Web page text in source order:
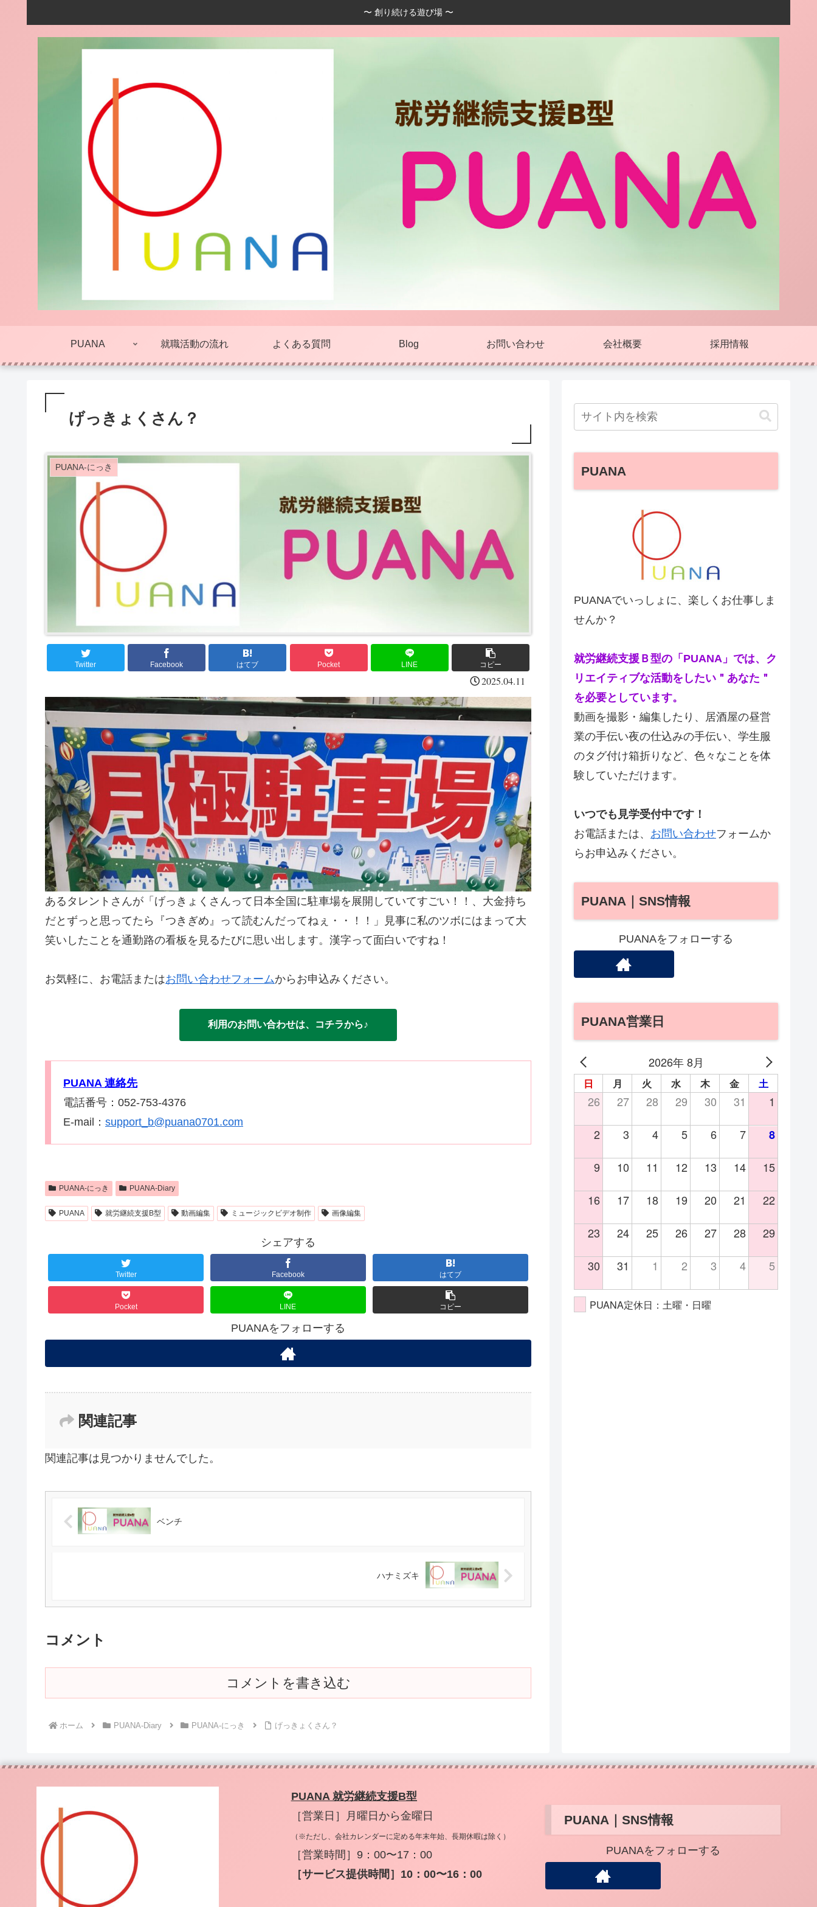
〜 創り続ける遊び場 〜
PUANA 就職活動の流れ よくある質問 Blog お問い合わせ 会社概要 採用情報
げっきょくさん？
PUANA-にっき
Twitter Facebook はてブ Pocket LINE コピー
2025.04.11
あるタレントさんが「げっきょくさんって日本全国に駐車場を展開していてすごい！！、大金持ち
だとずっと思ってたら『つきぎめ』って読むんだってねぇ・・！！」見事に私のツボにはまって大
笑いしたことを通勤路の看板を見るたびに思い出します。漢字って面白いですね！
お気軽に、お電話またはお問い合わせフォームからお申込みください。
利用のお問い合わせは、コチラから♪
PUANA 連絡先
電話番号：052-753-4376
E-mail： support_b@puana0701.com
PUANA-にっき PUANA-Diary
PUANA 就労継続支援B型 動画編集 ミュージックビデオ制作 画像編集
シェアする
Twitter Facebook はてブ
Pocket LINE コピー
PUANAをフォローする
関連記事
関連記事は見つかりませんでした。
ベンチ
ハナミズキ
コメント
コメントを書き込む
ホーム PUANA-Diary PUANA-にっき げっきょくさん？
PUANA
PUANAでいっしょに、楽しくお仕事しま
せんか？
就労継続支援Ｂ型の「PUANA」では、ク
リエイティブな活動をしたい＂あなた＂
を必要としています。
動画を撮影・編集したり、居酒屋の昼営
業の手伝い夜の仕込みの手伝い、学生服
のタグ付け箱折りなど、色々なことを体
験していただけます。
いつでも見学受付中です！
お電話または、 お問い合わせフォームか
らお申込みください。
PUANA｜SNS情報
PUANAをフォローする
PUANA営業日
2026年 8月
日 月 火 水 木 金 土
26 27 28 29 30 31 1
2 3 4 5 6 7 8
9 10 11 12 13 14 15
16 17 18 19 20 21 22
23 24 25 26 27 28 29
30 31 1 2 3 4 5
PUANA定休日：土曜・日曜
PUANA 就労継続支援B型
［営業日］月曜日から金曜日
（※ただし、会社カレンダーに定める年末年始、長期休暇は除く）
［営業時間］9：00〜17：00
［サービス提供時間］10：00〜16：00
PUANA｜SNS情報
PUANAをフォローする